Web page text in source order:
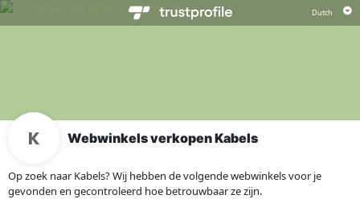
Webwinkels verkopen Kabels
Op zoek naar Kabels? Wij hebben de volgende webwinkels voor je
gevonden en gecontroleerd hoe betrouwbaar ze zijn.